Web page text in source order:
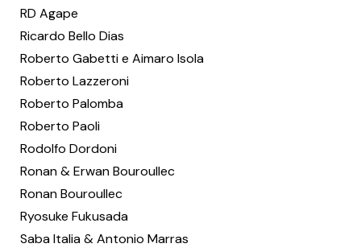
RD Agape
Ricardo Bello Dias
Roberto Gabetti e Aimaro Isola
Roberto Lazzeroni
Roberto Palomba
Roberto Paoli
Rodolfo Dordoni
Ronan & Erwan Bouroullec
Ronan Bouroullec
Ryosuke Fukusada
Saba Italia & Antonio Marras